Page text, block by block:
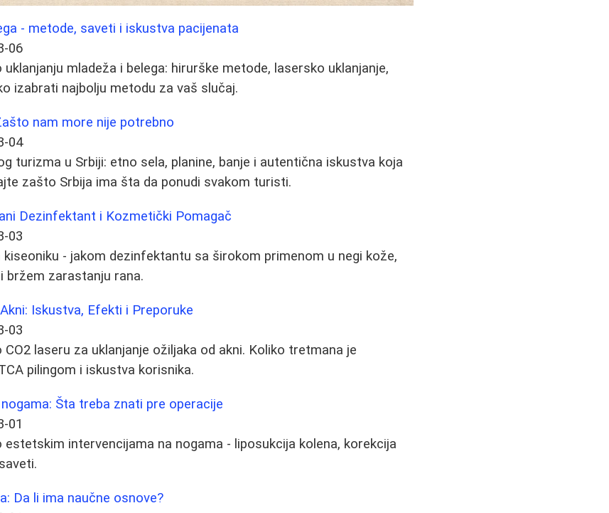
- metode, saveti i iskustva pacijenata
06
mladeža i belega: hirurške metode, lasersko uklanjanje,
izabrati najbolju metodu za vaš slučaj.
nam more nije potrebno
04
turizma u Srbiji: etno sela, planine, banje i autentična iskustva koja
zašto Srbija ima šta da ponudi svakom turisti.
Dezinfektant i Kozmetički Pomagač
03
- jakom dezinfektantu sa širokom primenom u negi kože,
bržem zarastanju rana.
Iskustva, Efekti i Preporuke
03
laseru za uklanjanje ožiljaka od akni. Koliko tretmana je
pilingom i iskustva korisnika.
Šta treba znati pre operacije
01
intervencijama na nogama - liposukcija kolena, korekcija
Da li ima naučne osnove?